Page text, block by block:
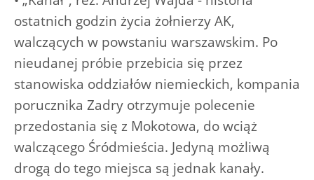
ostatnich godzin życia żołnierzy AK,
walczących w powstaniu warszawskim. Po
nieudanej próbie przebicia się przez
stanowiska oddziałów niemieckich, kompania
porucznika Zadry otrzymuje polecenie
przedostania się z Mokotowa, do wciąż
walczącego Śródmieścia. Jedyną możliwą
drogą do tego miejsca są jednak kanały.